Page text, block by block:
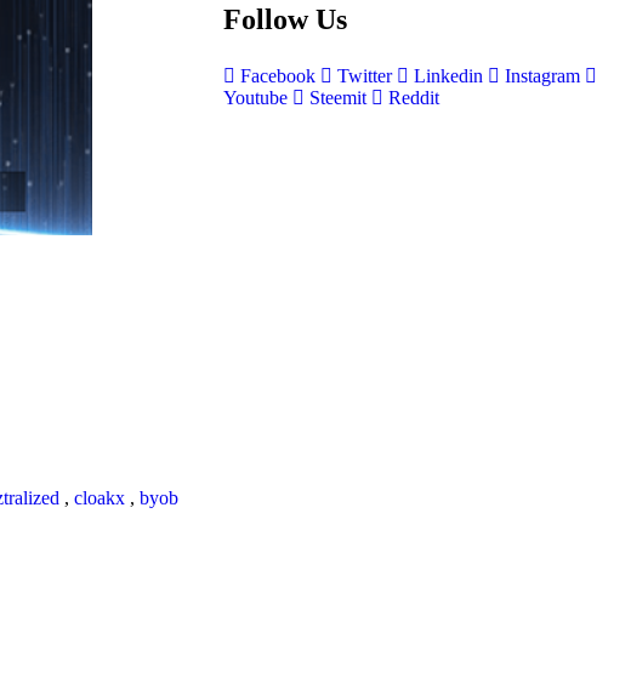
, cloakx , byob
Follow Us
Facebook Twitter Linkedin
Instagram
Youtube
Steemit Reddit